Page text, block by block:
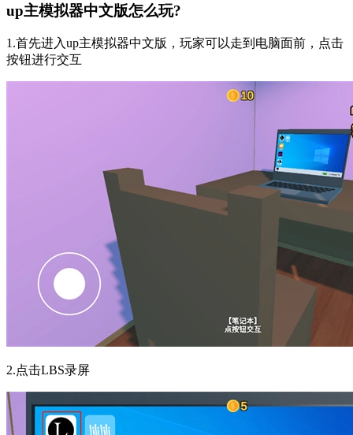
up主模拟器中文版怎么玩?
1.首先进入up主模拟器中文版，玩家可以走到电脑面前，点击
按钮进行交互
2.点击LBS录屏